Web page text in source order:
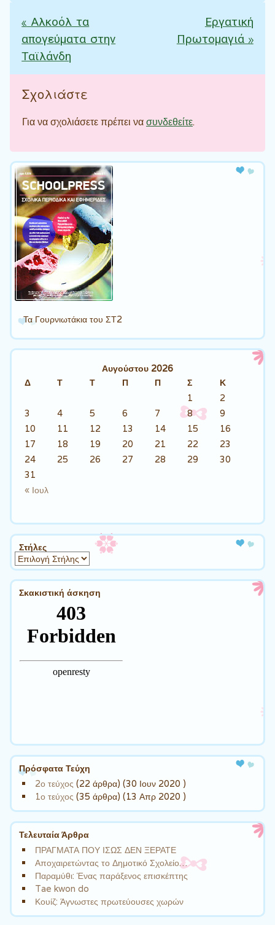
Πλοήγηση άρθρων
«Αλκοόλ τα
απογεύματα στην
Ταϊλάνδη
Εργατική
Πρωτομαγιά»
Σχολιάστε
Για να σχολιάσετε πρέπει νασυνδεθείτε.
Τα Γουρνιωτάκια του ΣΤ2
Αυγούστου 2026
Δ
Τ Τ Π Π Σ Κ
« Ιουλ
1
2
3
4 5 6 7 8
9
10
11 12 13 14 15
16
17
18 19 20 21 22
23
24
25 26 27 28 29
30
31
Στήλες
Σκακιστική άσκηση
Πρόσφατα Τεύχη
2ο τεύχος (22 άρθρα) (30 Ιουν 2020 )
1ο τεύχος (35 άρθρα) (13 Απρ 2020 )
Τελευταία Άρθρα
ΠΡΑΓΜΑΤΑ ΠΟΥ ΙΣΩΣ ΔΕΝ ΞΕΡΑΤΕ
Αποχαιρετώντας το Δημοτικό Σχολείο…
Παραμύθι: Ένας παράξενος επισκέπτης
Tae kwon do
Κουίζ: Άγνωστες πρωτεύουσες χωρών